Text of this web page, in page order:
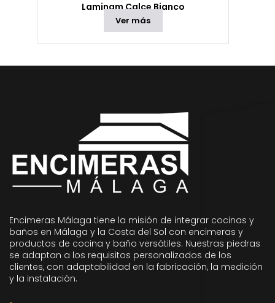
Laminam Calce Bianco
Ver más
Encimeras Málaga tiene la misión de integrar cocinas y
baños en Málaga y la Costa del Sol con encimeras y
productos de cocina y baño versátiles. Nuestras piedras
se adaptan a los requisitos personalizados de los
clientes, con adaptabilidad en la fabricación, la medición
y la instalación.